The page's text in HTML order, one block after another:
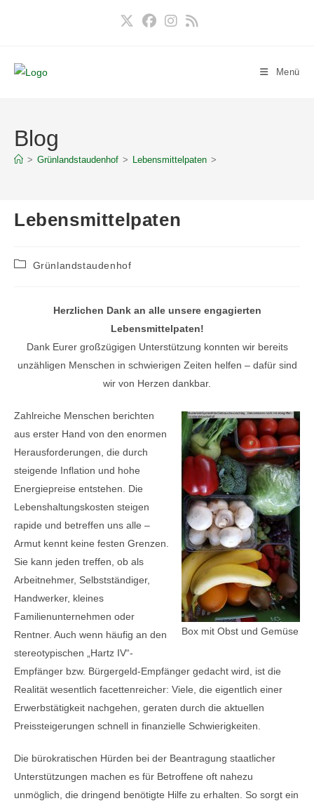
Menü
Blog
> Grünlandstaudenhof > Lebensmittelpaten >
Lebensmittelpaten
Beitrags-
Grünlandstaudenhof
Herzlichen Dank an alle unsere engagierten
Lebensmittelpaten!
Dank Eurer großzügigen Unterstützung konnten wir bereits
unzähligen Menschen in schwierigen Zeiten helfen – dafür sind
wir von Herzen dankbar.
Box mit Obst und Gemüse
Zahlreiche Menschen berichten
aus erster Hand von den enormen
Herausforderungen, die durch
steigende Inflation und hohe
Energiepreise entstehen. Die
Lebenshaltungskosten steigen
rapide und betreffen uns alle –
Armut kennt keine festen Grenzen.
Sie kann jeden treffen, ob als
Arbeitnehmer, Selbstständiger,
Handwerker, kleines
Familienunternehmen oder
Rentner. Auch wenn häufig an den
stereotypischen „Hartz IV“-
Empfänger bzw. Bürgergeld-Empfänger gedacht wird, ist die
Realität wesentlich facettenreicher: Viele, die eigentlich einer
Erwerbstätigkeit nachgehen, geraten durch die aktuellen
Preissteigerungen schnell in finanzielle Schwierigkeiten.
Die bürokratischen Hürden bei der Beantragung staatlicher
Unterstützungen machen es für Betroffene oft nahezu
unmöglich, die dringend benötigte Hilfe zu erhalten. So sorgt ein